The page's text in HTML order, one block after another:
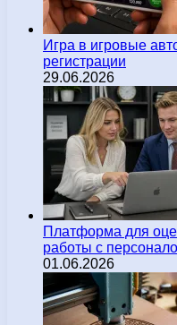
Игра в игровые
регистрации
29.06.2026
Платформа для
работы с
01.06.2026